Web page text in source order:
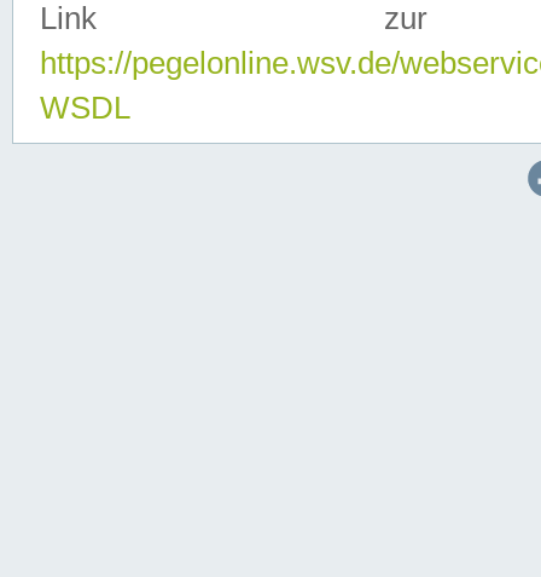
Link zur
https://pegelonline.wsv.de/
WSDL